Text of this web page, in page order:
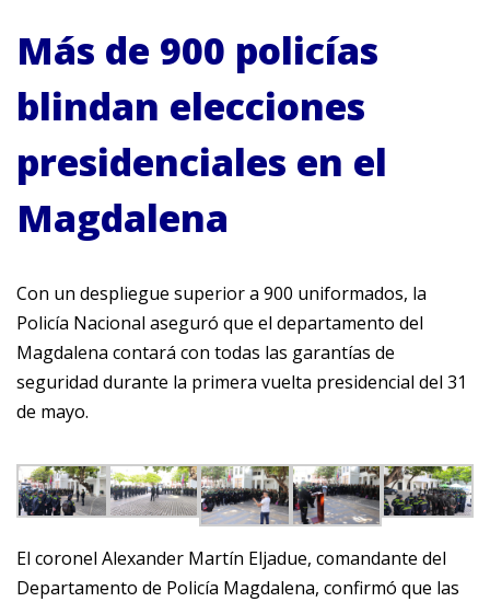
Más de 900 policías
blindan elecciones
presidenciales en el
Magdalena
Con un despliegue superior a 900 uniformados, la
Policía Nacional aseguró que el departamento del
Magdalena contará con todas las garantías de
seguridad durante la primera vuelta presidencial del 31
de mayo.
El coronel Alexander Martín Eljadue, comandante del
Departamento de Policía Magdalena, confirmó que las